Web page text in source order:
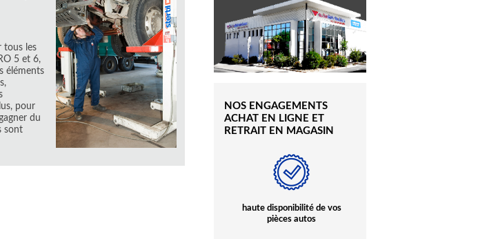
tous les
5 et 6,
éléments
pour
du
sont
NOS ENGAGEMENTS
ACHAT EN LIGNE ET
RETRAIT EN MAGASIN
haute disponibilité de vos
pièces autos